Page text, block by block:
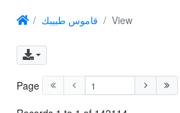
قاموس طبيبك View
Page